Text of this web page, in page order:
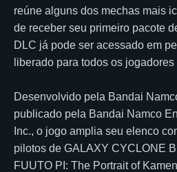
reúne alguns dos mechas mais
de receber seu primeiro pacote
DLC já pode ser acessado em
liberado para todos os
Desenvolvido pela Bandai
publicado pela Bandai Namco
Inc., o jogo amplia seu elenco
pilotos de GALAXY CYCLONE
FUUTO PI: The Portrait of